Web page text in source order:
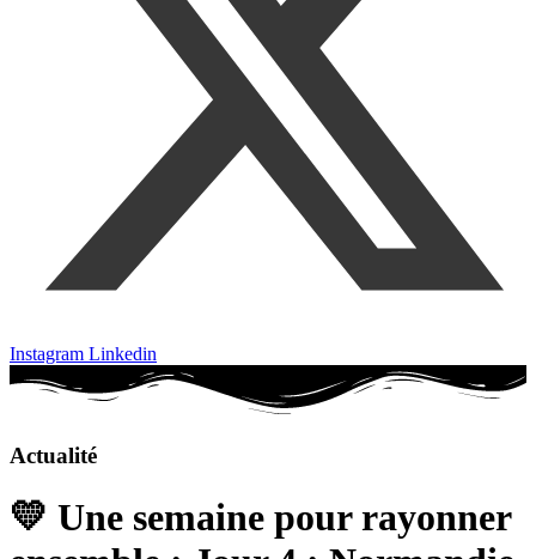
Instagram Linkedin
Actualité
💛 Une semaine pour rayonner